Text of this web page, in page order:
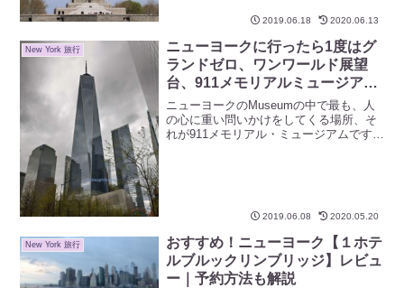
立てれば幸いです。2019.06.18 2020.06.13
New York 旅行
ニューヨークに行ったら1度はグ
ランドゼロ、ワンワールド展望
台、911メモリアルミュージアム
に行ってみよう
ニューヨークのMuseumの中で最も、人
の心に重い問いかけをしてくる場所、そ
れが911メモリアル・ミュージアムです。
2019.06.08 2020.05.20
New York 旅行
おすすめ！ニューヨーク【１ホテ
ルブルックリンブリッジ】レビュ
ー｜予約方法も解説